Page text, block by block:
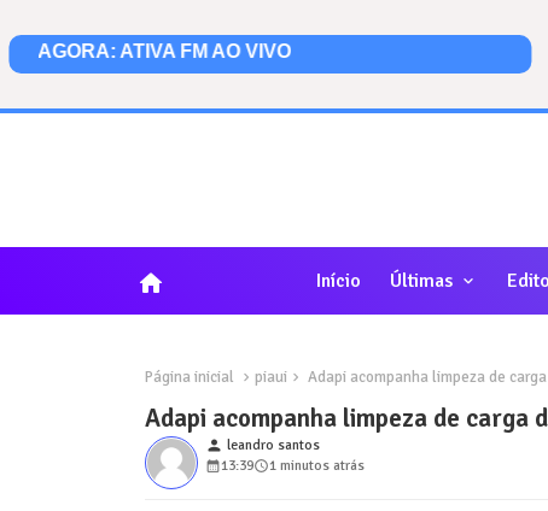
home Início Últimas
Página inicial piaui Adapi acompanha limpeza de
Adapi acompanha limpeza de
person leandro santos
13:39
1 minutos atrás